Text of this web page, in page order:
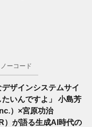
ノーコード
デザインシステムサイ
たいんですよ」 小島芳
）×宮原功治
）が語る生成AI時代の